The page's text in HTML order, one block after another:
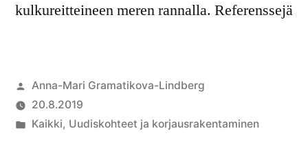
kulkureitteineen meren rannalla. Referenssejä
Anna-Mari Gramatikova-Lindberg
20.8.2019
Kaikki, Uudiskohteet ja korjausrakentaminen